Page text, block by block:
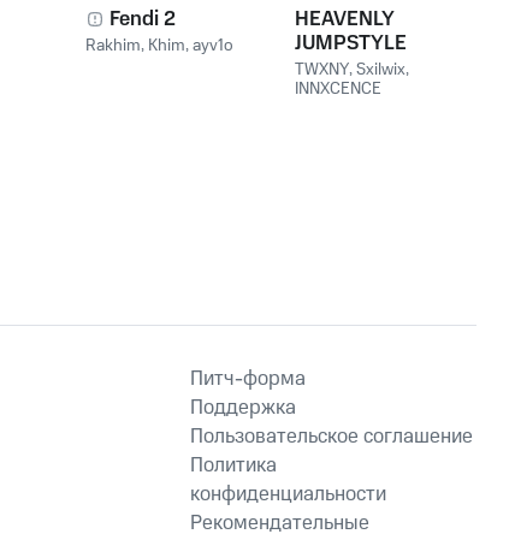
Fendi 2
Rakhim, Khim,ayv1o
HEAVENLY
JUMPSTYLE
TWXNY,Sxilwix,
INNXCENCE
Питч-форма
Поддержка
Пользовательское соглашение
Политика
конфиденциальности
Рекомендательные